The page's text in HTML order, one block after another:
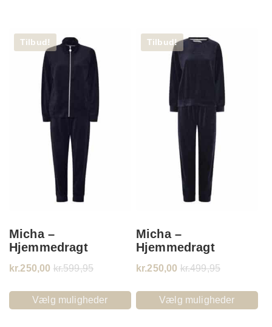
Tilbud!
Micha –
Hjemmedragt
kr.250,00 kr.599,95
Vælg muligheder
Tilbud!
Micha –
Hjemmedragt
kr.250,00 kr.499,95
Vælg muligheder